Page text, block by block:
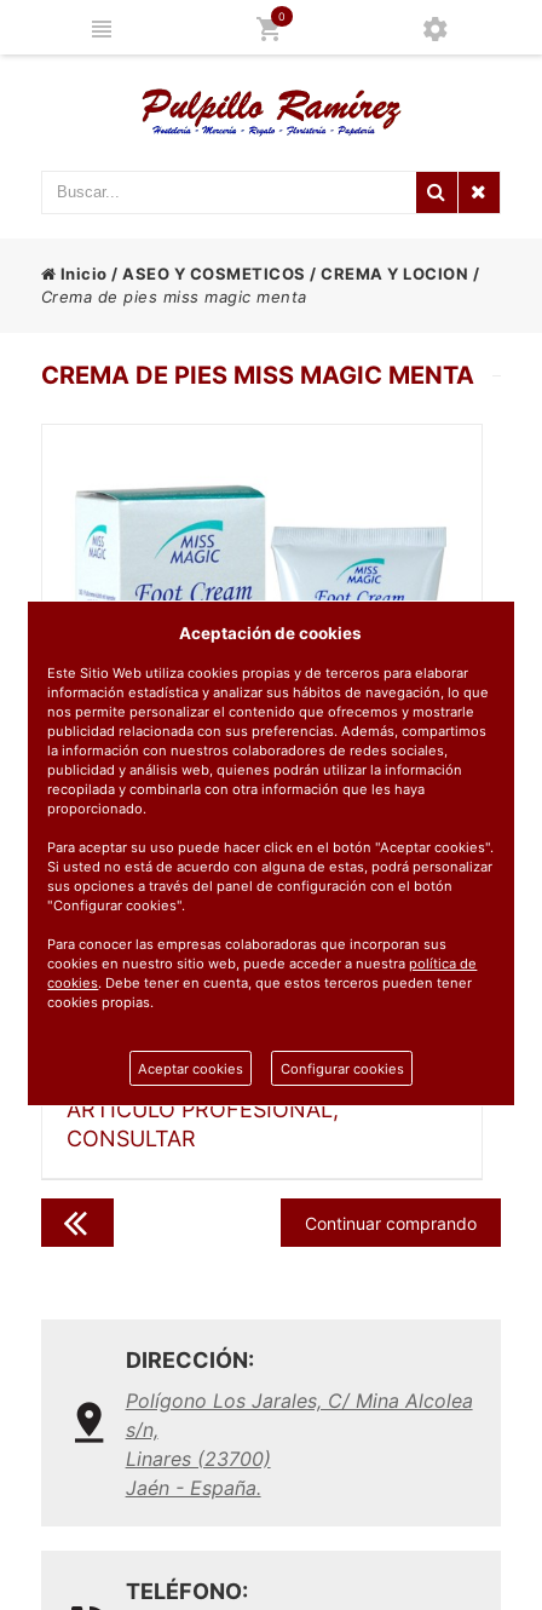
0
Inicio /ASEO Y COSMETICOS /CREMA Y LOCION /
Crema de pies miss magic menta
CREMA DE PIES MISS MAGIC MENTA
Ref:28008
ARTICULO PROFESIONAL,
CONSULTAR
Continuar comprando
DIRECCIÓN:
Polígono Los Jarales, C/ Mina Alcolea
s/n,
Linares (23700)
Jaén - España.
TELÉFONO:
Aceptación de cookies
Este Sitio Web utiliza cookies propias y de terceros para elaborar
información estadística y analizar sus hábitos de navegación, lo que
nos permite personalizar el contenido que ofrecemos y mostrarle
publicidad relacionada con sus preferencias. Además, compartimos
la información con nuestros colaboradores de redes sociales,
publicidad y análisis web, quienes podrán utilizar la información
recopilada y combinarla con otra información que les haya
proporcionado.
Para aceptar su uso puede hacer click en el botón "Aceptar cookies".
Si usted no está de acuerdo con alguna de estas, podrá personalizar
sus opciones a través del panel de configuración con el botón
"Configurar cookies".
Para conocer las empresas colaboradoras que incorporan sus
cookies en nuestro sitio web, puede acceder a nuestrapolítica de
cookies. Debe tener en cuenta, que estos terceros pueden tener
cookies propias.
Aceptar cookies Configurar cookies